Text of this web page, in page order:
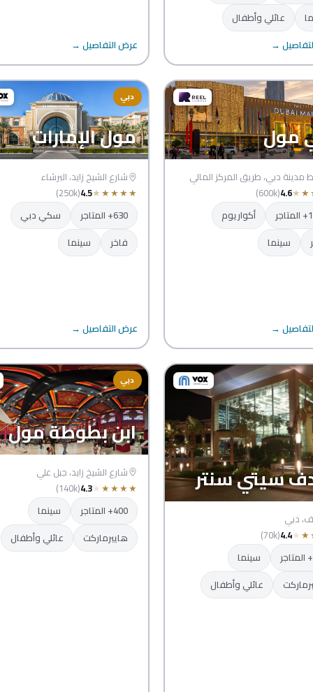
عائلي وأطفال
→
عرض التفاصيل →
مول
دبي، طريق المركز المالي
★
★
4.6
(600k)
أكواريوم
سينما
→
دبي
مول الإمارات
شارع الشيخ زايد، البرشاء
★
★
★
★
★
4.5
(250k)
630+ المتاجر
سكي دبي
فاخر
سينما
عرض التفاصيل →
سيتي سنتر
دبي
★
★
4.4
(70k)
سينما
عائلي وأطفال
دبي
ابن بطوطة مول
شارع الشيخ زايد، جبل علي
★
★
★
★
★
4.3
(140k)
400+ المتاجر
سينما
هايبرماركت
عائلي وأطفال